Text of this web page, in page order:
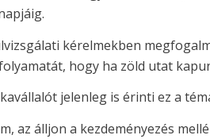
kérelmekben
hogy ha zöld utat
jelenleg is érinti ez a
az álljon a kezdeményezés